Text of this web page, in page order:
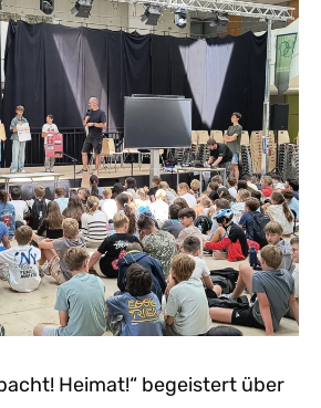
Heimat!“ begeistert über